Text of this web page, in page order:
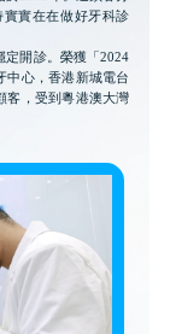
實在在做好牙科診
定開診。榮獲「2024
中心，香港新城電台
客，受到粵港澳大灣